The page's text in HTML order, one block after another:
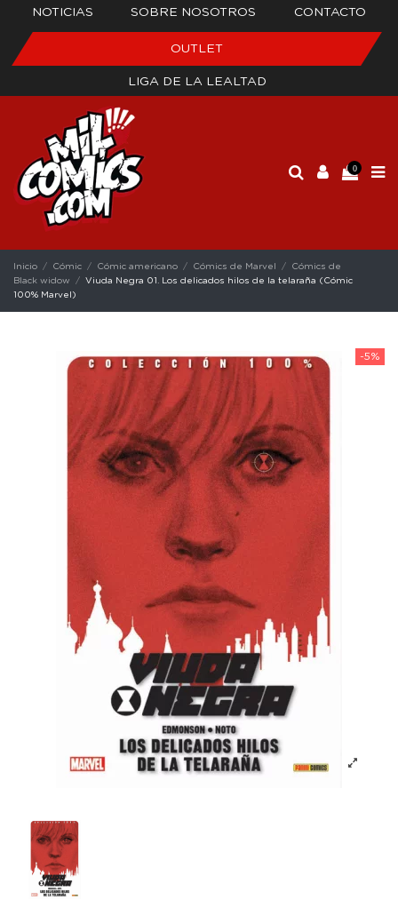
NOTICIAS SOBRE NOSOTROS CONTACTO
OUTLET
LIGA DE LA LEALTAD
0
Inicio Cómic Cómic americano Cómics de Marvel
Cómics de
Black widow
Viuda Negra 01. Los delicados hilos de la telaraña (Cómic
100% Marvel)
-5%